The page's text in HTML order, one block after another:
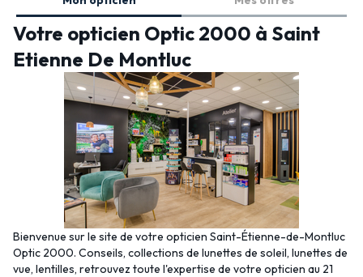
Votre opticien Optic 2000 à Saint
Etienne De Montluc
Bienvenue sur le site de votre opticien Saint-Étienne-de-Montluc
Optic 2000. Conseils, collections de lunettes de soleil, lunettes de
vue, lentilles, retrouvez toute l'expertise de votre opticien au 21